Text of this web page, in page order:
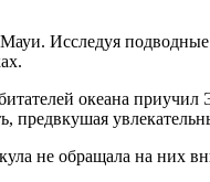
Исследуя
океана
предвкушая
не обращала на них